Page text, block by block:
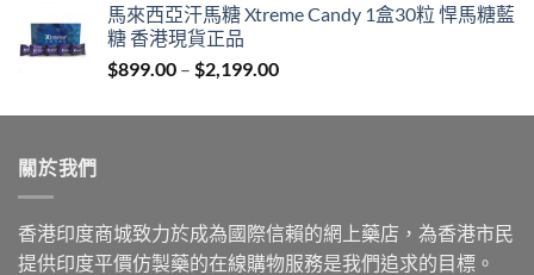
$899.00
$2,199.00
馬來西亞汗馬糖 Xtreme Candy 1盒30粒 悍馬糖藍
糖 香港現貨正品
$899.00 – $2,199.00Price
$899.00
關於我們
香港印度商城致力於成為國際信賴的網上藥店，為香港市民
提供印度平價仿製藥的在線購物服務是我們追求的目標。